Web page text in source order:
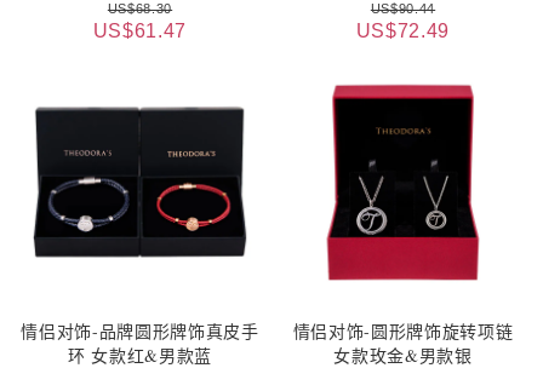
US$68.30
US$61.47
US$90.44
US$72.49
情侣对饰-品牌圆形牌饰真皮手
环 女款红&男款蓝
情侣对饰-圆形牌饰旋转项链
女款玫金&男款银